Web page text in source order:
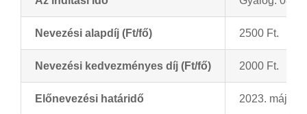
Nevezési alapdíj (Ft/fő) 2500 Ft.
Nevezési kedvezményes díj (Ft/fő) 2000 Ft.
Előnevezési határidő 2023. május